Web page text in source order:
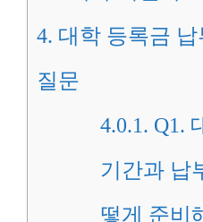
4. 대학 등록금
질문
4.0.1. Q1.
기간과 납
떻게 준비